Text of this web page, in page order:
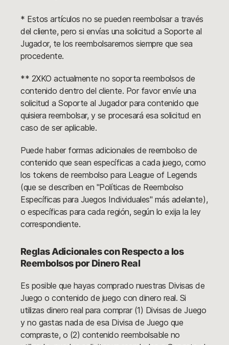
* Estos artículos no se pueden reembolsar a través
del cliente, pero si envías una solicitud a Soporte al
Jugador, te los reembolsaremos siempre que sea
procedente.
** 2XKO actualmente no soporta reembolsos de
contenido dentro del cliente. Por favor envíe una
solicitud a Soporte al Jugador para contenido que
quisiera reembolsar, y se procesará esa solicitud en
caso de ser aplicable.
Puede haber formas adicionales de reembolso de
contenido que sean específicas a cada juego, como
los tokens de reembolso para League of Legends
(que se describen en "Políticas de Reembolso
Específicas para Juegos Individuales" más adelante),
o específicas para cada región, según lo exija la ley
correspondiente.
Reglas Adicionales con Respecto a los
Reembolsos por Dinero Real
Es posible que hayas comprado nuestras Divisas de
Juego o contenido de juego con dinero real. Si
utilizas dinero real para comprar (1) Divisas de Juego
y no gastas nada de esa Divisa de Juego que
compraste, o (2) contenido reembolsable no